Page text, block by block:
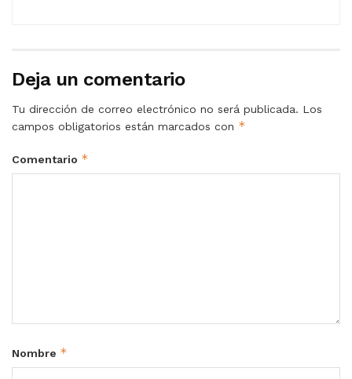
Deja un comentario
Tu dirección de correo electrónico no será publicada. Los
campos obligatorios están marcados con *
Comentario *
Nombre *